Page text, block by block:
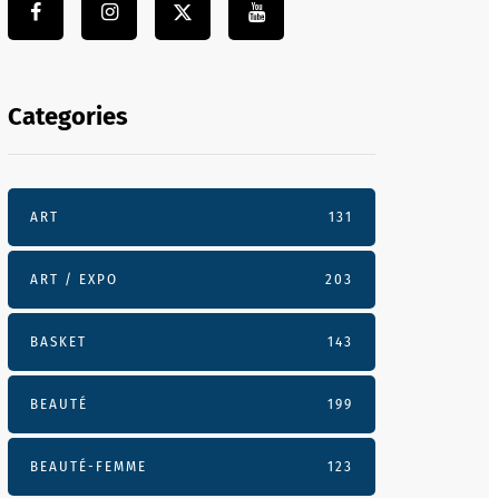
Categories
ART 131
ART / EXPO 203
BASKET 143
BEAUTÉ 199
BEAUTÉ-FEMME 123